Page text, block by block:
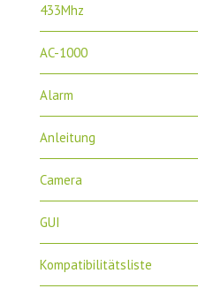
433Mhz
AC-1000
Alarm
Anleitung
Camera
GUI
Kompatibilitätsliste